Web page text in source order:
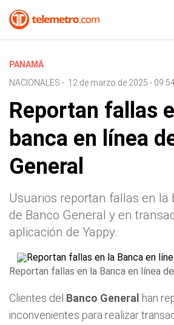
PANAMÁ
NACIONALES - 12 de marzo de 2025 -
Reportan fallas
banca en línea
General
Usuarios reportan fallas en la
de Banco General y en
aplicación de Yappy.
Reportan fallas en la Banca en línea
Clientes del Banco General han
inconvenientes para realizar